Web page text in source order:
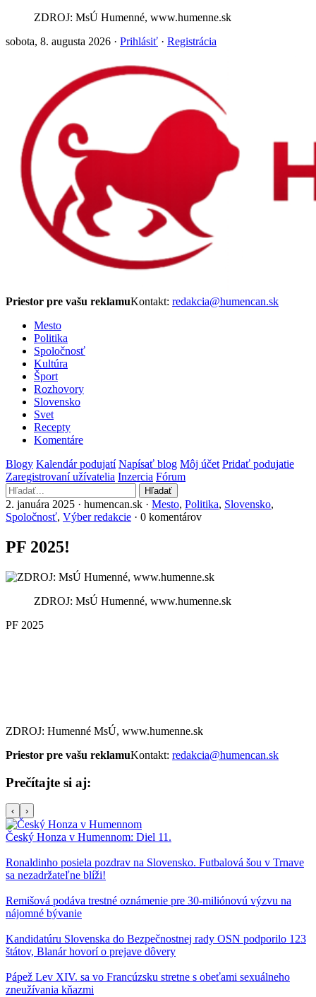
ZDROJ: MsÚ Humenné, www.humenne.sk
sobota, 8. augusta 2026 · Prihlásiť · Registrácia
Priestor pre vašu reklamuKontakt: redakcia@humencan.sk
Mesto
Politika
Spoločnosť
Kultúra
Šport
Rozhovory
Slovensko
Svet
Recepty
Komentáre
Blogy Kalendár podujatí Napísať blog Môj účet Pridať podujatie
Zaregistrovaní užívatelia Inzercia Fórum
Hľadať
2. januára 2025 · humencan.sk · Mesto, Politika, Slovensko,
Spoločnosť, Výber redakcie · 0 komentárov
PF 2025!
ZDROJ: MsÚ Humenné, www.humenne.sk
PF 2025
ZDROJ: Humenné MsÚ, www.humenne.sk
Priestor pre vašu reklamuKontakt: redakcia@humencan.sk
Prečítajte si aj:
‹ ›
Český Honza v Humennom: Diel 11.
Ronaldinho posiela pozdrav na Slovensko. Futbalová šou v Trnave
sa nezadržateľne blíži!
Remišová podáva trestné oznámenie pre 30-miliónovú výzvu na
nájomné bývanie
Kandidatúru Slovenska do Bezpečnostnej rady OSN podporilo 123
štátov, Blanár hovorí o prejave dôvery
Pápež Lev XIV. sa vo Francúzsku stretne s obeťami sexuálneho
zneužívania kňazmi